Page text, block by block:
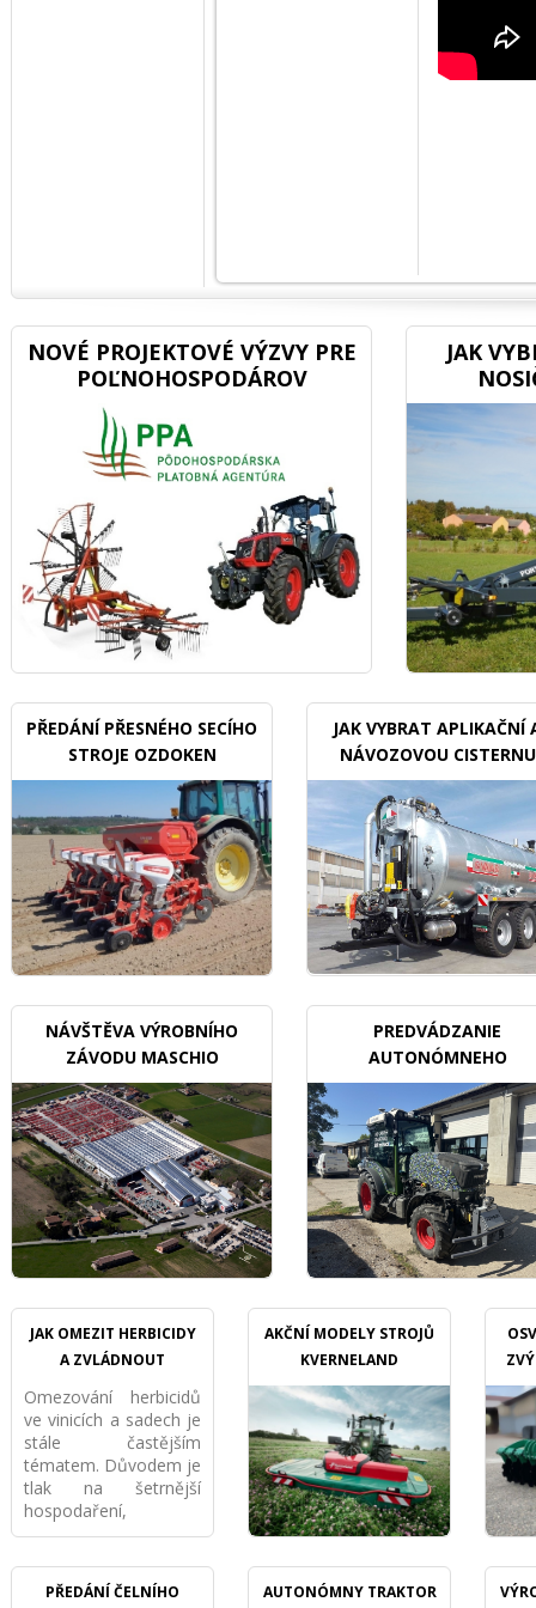
NOVÉ PROJEKTOVÉ VÝZVY PRE
POĽNOHOSPODÁROV
JAK
PŘEDÁNÍ PŘESNÉHO SECÍHO
STROJE OZDOKEN
JAK VYBRAT APLIKAČNÍ
NÁVOZOVOU CISTERNU
NÁVŠTĚVA VÝROBNÍHO
ZÁVODU MASCHIO
GASPARDO
PREDVÁDZANIE
AUTONÓMNEHO
TRAKTORU V SADOCH
JAK OMEZIT HERBICIDY
A ZVLÁDNOUT
PŘÍKMENNÝ PÁS
MECHANICKY VE VINICI I
SADU
Omezování herbicidů
ve vinicích a sadech je
stále častějším
tématem. Důvodem je
tlak na šetrnější
hospodaření,
požadavky
ochrana půdy i snaha
snížit závislost na
AKČNÍ MODELY STROJŮ
KVERNELAND
PŘEDÁNÍ ČELNÍHO
AUTONÓMNY TRAKTOR